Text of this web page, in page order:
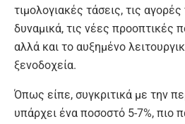
τιμολογιακές τάσεις, τις
δυναμικά, τις νέες προοπτικές
αλλά και το αυξημένο
ξενοδοχεία.
Όπως είπε, συγκριτικά με την
υπάρχει ένα ποσοστό 5-7%, πιο